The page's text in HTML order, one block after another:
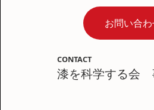
お問い合
CONTACT
漆を科学する会